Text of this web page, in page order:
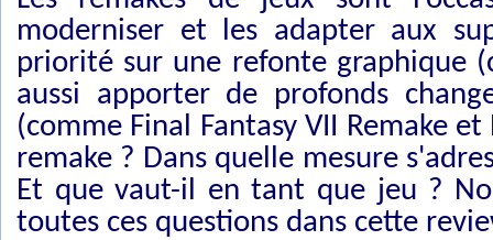
moderniser et les adapter aux
priorité sur une refonte graphique
aussi apporter de profonds
(comme Final Fantasy VII Remake
remake ? Dans quelle mesure
Et que vaut-il en tant que jeu ?
toutes ces questions dans cette